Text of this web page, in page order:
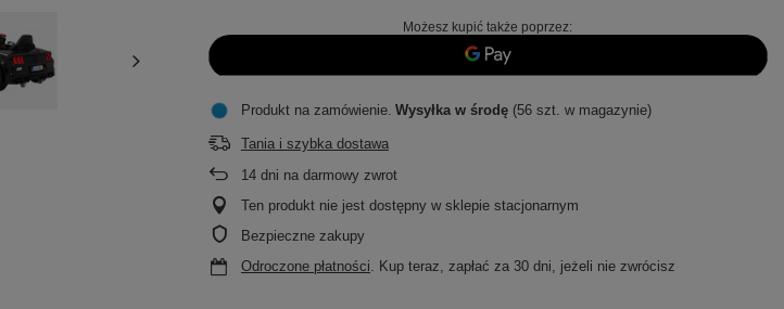
Możesz kupić także poprzez:
Produkt na zamówienie Wysyłka w środę(56 szt. w magazynie)
Tania i szybka dostawa
14dni na darmowy zwrot
Ten produkt nie jest dostępny w sklepie stacjonarnym
Bezpieczne zakupy
Odroczone płatności. Kup teraz, zapłać za 30 dni, jeżeli nie zwrócisz